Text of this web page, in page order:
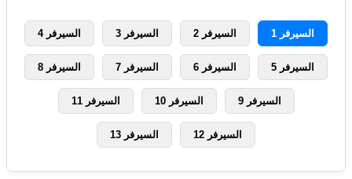
السيرفر 1 السيرفر 2 السيرفر 3 السيرفر 4
السيرفر 5 السيرفر 6 السيرفر 7 السيرفر 8
السيرفر 9 السيرفر 10 السيرفر 11
السيرفر 12 السيرفر 13